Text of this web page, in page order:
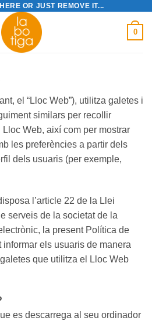
OR JUST REMOVE IT...
0
el “Lloc Web”), utilitza galetes i
similars per recollir
Lloc Web, així com per mostrar
les preferències a partir dels
dels usuaris (per exemple,
l’article 22 de la Llei
serveis de la societat de la
la present Política de
els usuaris de manera
que utilitza el Lloc Web
es descarrega al seu ordinador